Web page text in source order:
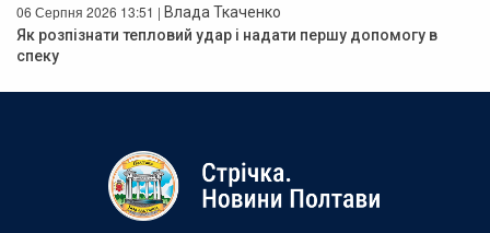
06 Серпня 2026 13:51 | Влада Ткаченко
Як розпізнати тепловий удар і надати першу допомогу в
спеку